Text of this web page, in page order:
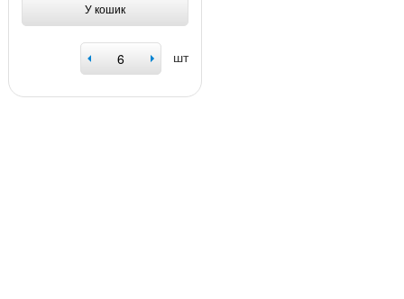
У кошик
шт